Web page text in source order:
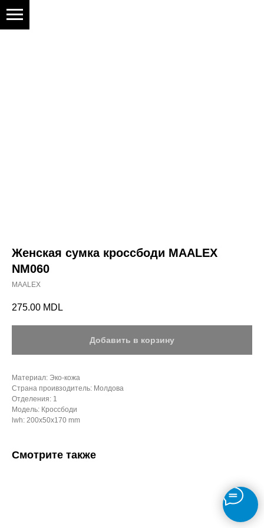
Женская сумка кроссбоди MAALEX
NM060
MAALEX
275.00 MDL
Добавить в корзину
Материал: Эко-кожа
Страна проивзодитель: Молдова
Отделения: 1
Модель: Кроссбоди
lwh: 200x50x170 mm
Смотрите также